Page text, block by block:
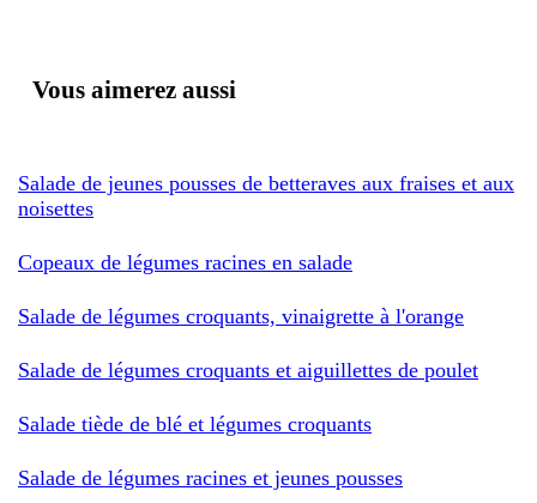
Vous aimerez aussi
Salade de jeunes pousses de betteraves aux fraises et aux
noisettes
Copeaux de légumes racines en salade
Salade de légumes croquants, vinaigrette à l'orange
Salade de légumes croquants et aiguillettes de poulet
Salade tiède de blé et légumes croquants
Salade de légumes racines et jeunes pousses